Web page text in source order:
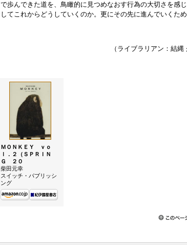
歩んできた道を、鳥瞰的に見つめなおす行為の大切さを感
てこれからどうしていくのか。更にその先に進んでいくた
（ライブラリアン：結縄
ＭＯＮＫＥＹ ｖｏ
ｌ．２（ＳＰＲＩＮ
Ｇ ２０
柴田元幸
スイッチ・パブリッシ
ング